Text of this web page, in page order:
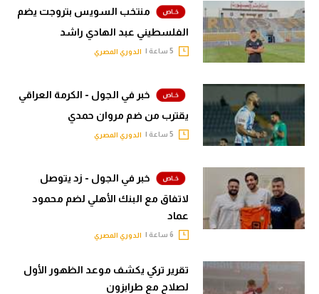
منتخب السويس بتروجت يضم
الفلسطيني عبد الهادي راشد
الدوري المصري
خبر في الجول - الكرمة العراقي
يقترب من ضم مروان حمدي
الدوري المصري
خبر في الجول - زد يتوصل
لاتفاق مع البنك الأهلي لضم محمود
عماد
الدوري المصري
تقرير تركي يكشف موعد الظهور الأول
لصلاح مع طرابزون